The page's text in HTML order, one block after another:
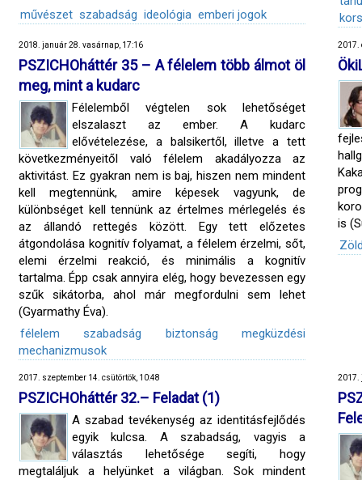
művészet szabadság ideológia emberi jogok
2018. január 28. vasárnap, 17:16
PSZICHOháttér 35 – A félelem több álmot öl
meg, mint a kudarc
Félelemből végtelen sok lehetőséget
elszalaszt az ember. A kudarc
elővételezése, a balsikertől, illetve a tett
következményeitől való félelem akadályozza az
aktivitást. Ez gyakran nem is baj, hiszen nem mindent
kell megtennünk, amire képesek vagyunk, de
különbséget kell tennünk az értelmes mérlegelés és
az állandó rettegés között. Egy tett előzetes
átgondolása kognitív folyamat, a félelem érzelmi, sőt,
elemi érzelmi reakció, és minimális a kognitív
tartalma. Épp csak annyira elég, hogy bevezessen egy
szűk sikátorba, ahol már megfordulni sem lehet
(Gyarmathy Éva).
félelem
szabadság biztonság
megküzdési
mechanizmusok
2017.
is
2017. szeptember 14. csütörtök, 10:48
PSZICHOháttér 32.– Feladat (1)
A szabad tevékenység az identitásfejlődés
egyik kulcsa. A szabadság, vagyis a
választás lehetősége segíti, hogy
megtaláljuk a helyünket a világban. Sok mindent
2017.